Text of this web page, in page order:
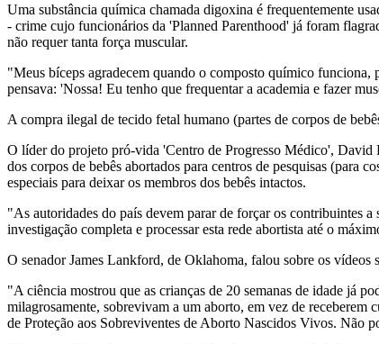
Uma substância química chamada digoxina é frequentemente
- crime cujo funcionários da 'Planned Parenthood' já foram
não requer tanta força muscular.
"Meus bíceps agradecem quando o composto químico funciona,
pensava: 'Nossa! Eu tenho que frequentar a academia e fazer
A compra ilegal de tecido fetal humano (partes de corpos de
O líder do projeto pró-vida 'Centro de Progresso Médico', David
dos corpos de bebês abortados para centros de pesquisas (para
especiais para deixar os membros dos bebês intactos.
"As autoridades do país devem parar de forçar os contribuintes
investigação completa e processar esta rede abortista até o
O senador James Lankford, de Oklahoma, falou sobre os vídeos
"A ciência mostrou que as crianças de 20 semanas de idade já
milagrosamente, sobrevivam a um aborto, em vez de receberem
de Proteção aos Sobreviventes de Aborto Nascidos Vivos. Não